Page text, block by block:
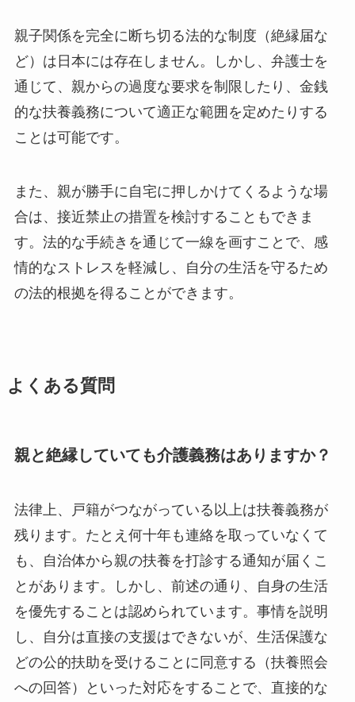
親子関係を完全に断ち切る法的な制度（絶縁届な
ど）は日本には存在しません。しかし、弁護士を
通じて、親からの過度な要求を制限したり、金銭
的な扶養義務について適正な範囲を定めたりする
ことは可能です。
また、親が勝手に自宅に押しかけてくるような場
合は、接近禁止の措置を検討することもできま
す。法的な手続きを通じて一線を画すことで、感
情的なストレスを軽減し、自分の生活を守るため
の法的根拠を得ることができます。
よくある質問
親と絶縁していても介護義務はありますか？
法律上、戸籍がつながっている以上は扶養義務が
残ります。たとえ何十年も連絡を取っていなくて
も、自治体から親の扶養を打診する通知が届くこ
とがあります。しかし、前述の通り、自身の生活
を優先することは認められています。事情を説明
し、自分は直接の支援はできないが、生活保護な
どの公的扶助を受けることに同意する（扶養照会
への回答）といった対応をすることで、直接的な